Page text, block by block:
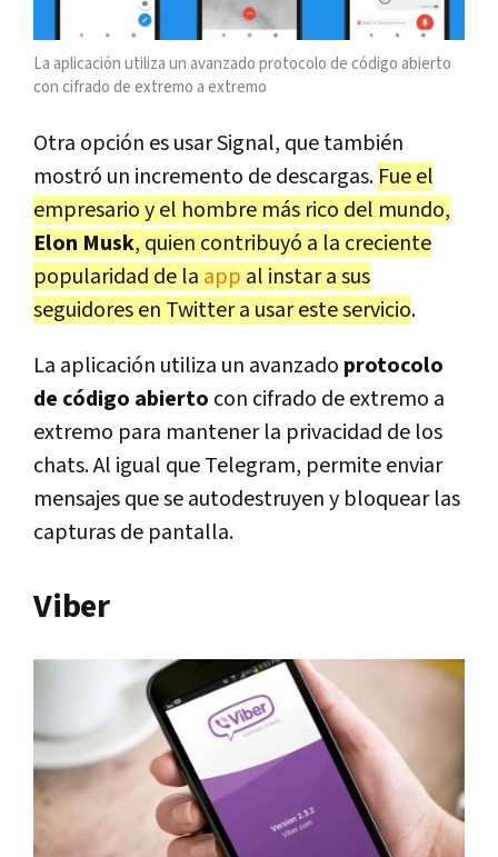
La aplicación utiliza un avanzado protocolo de código abierto
con cifrado de extremo a extremo
Otra opción es usar Signal, que también
mostró un incremento de descargas. Fue el
empresario y el hombre más rico del mundo,
Elon Musk, quien contribuyó a la creciente
popularidad de la app al instar a sus
seguidores en Twitter a usar este servicio.
La aplicación utiliza un avanzado protocolo
de código abierto con cifrado de extremo a
extremo para mantener la privacidad de los
chats. Al igual que Telegram, permite enviar
mensajes que se autodestruyen y bloquear las
capturas de pantalla.
Viber